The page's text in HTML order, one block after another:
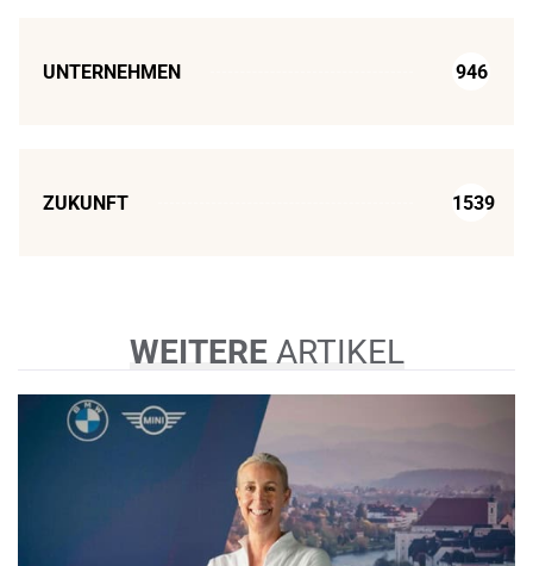
UNTERNEHMEN 946
ZUKUNFT 1539
WEITEREARTIKEL